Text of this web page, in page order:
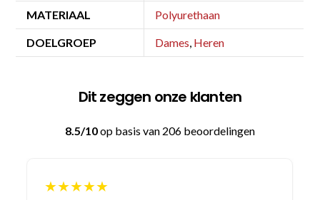
MATERIAAL Polyurethaan
DOELGROEP Dames, Heren
Dit zeggen onze klanten
8.5/10op basis van 206 beoordelingen
★★★★★